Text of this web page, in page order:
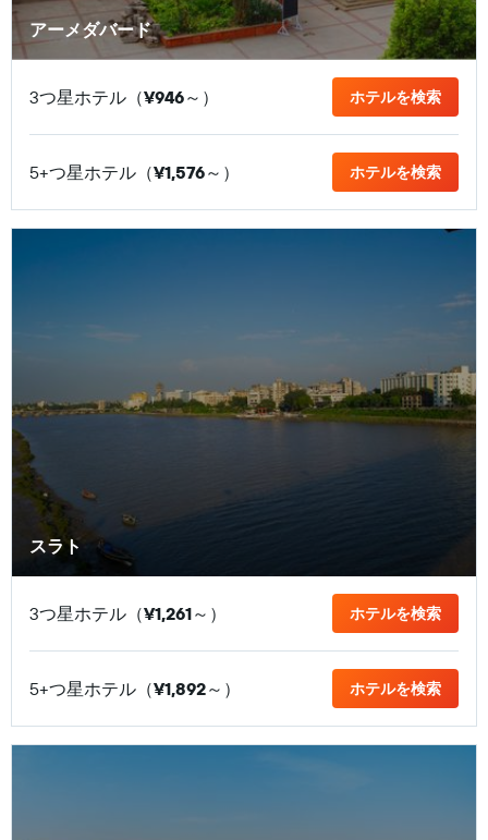
アーメダバード
3つ星ホテル（¥946​～） ホテルを検索
5+つ星ホテル（¥1,576​～） ホテルを検索
スラト
3つ星ホテル（¥1,261​～） ホテルを検索
5+つ星ホテル（¥1,892​～） ホテルを検索